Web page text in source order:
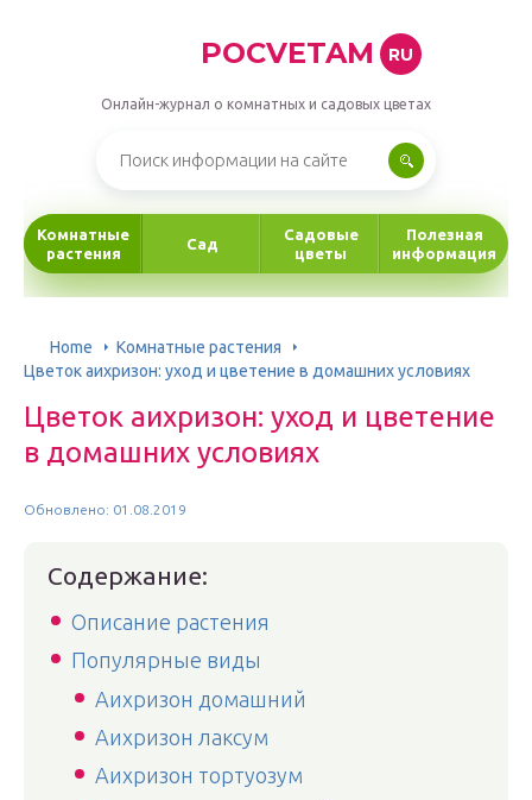
POCVETAM RU
Онлайн-журнал о комнатных и садовых цветах
Комнатные
растения
Сад
Садовые
цветы
Полезная
информация
Home
Комнатные растения
Цветок аихризон: уход и цветение в домашних условиях
Цветок аихризон: уход и цветение
в домашних условиях
Обновлено: 01.08.2019
Содержание:
Описание растения
Популярные виды
Аихризон домашний
Аихризон лаксум
Аихризон тортуозум